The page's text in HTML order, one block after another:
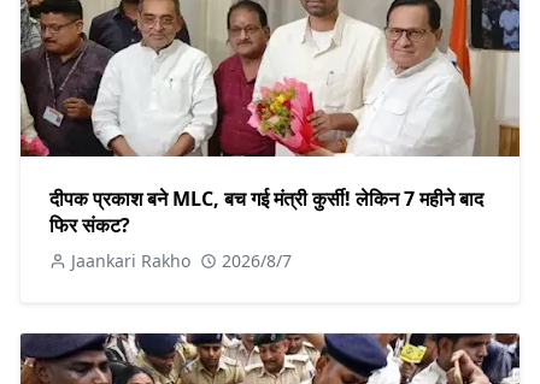
दीपक प्रकाश बने MLC, बच गई मंत्री कुर्सी! लेकिन 7 महीने बाद
फिर संकट?
Jaankari Rakho 2026/8/7